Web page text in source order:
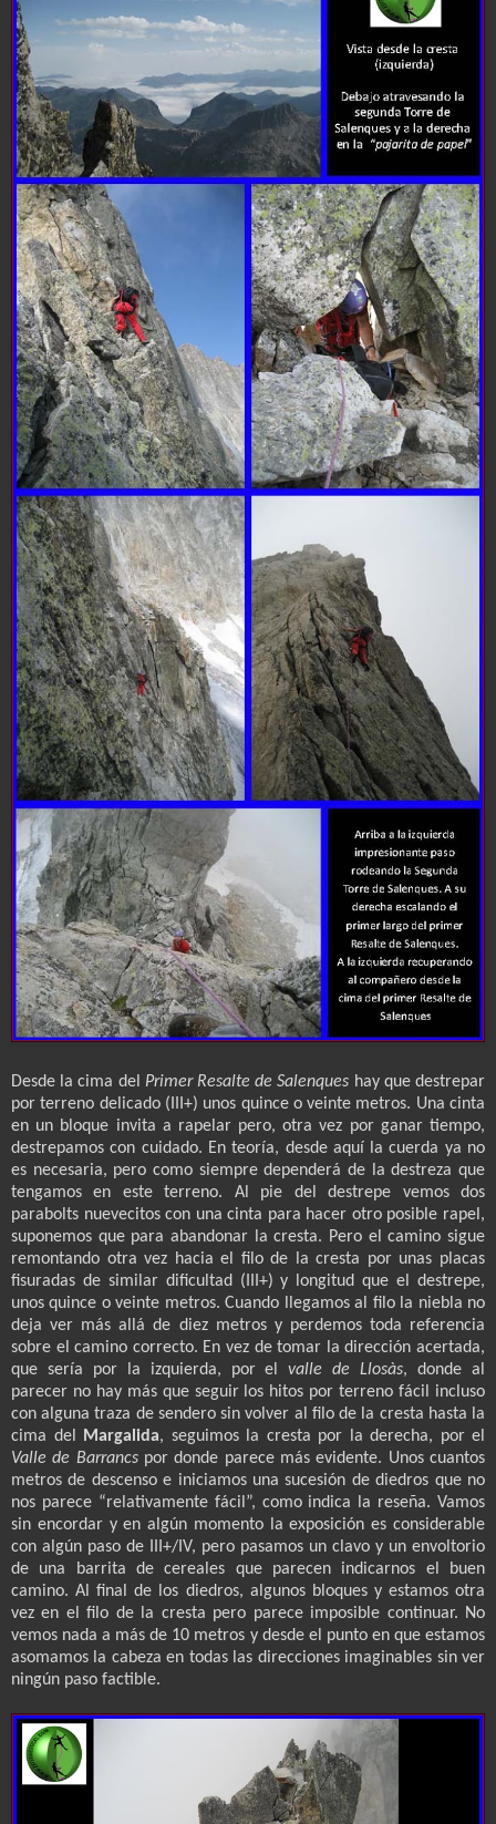
Desde la cima del Primer Resalte de Salenques hay que destrepar
por terreno delicado (III+) unos quince o veinte metros. Una cinta
en un bloque invita a rapelar pero, otra vez por ganar tiempo,
destrepamos con cuidado. En teoría, desde aquí la cuerda ya no
es necesaria, pero como siempre dependerá de la destreza que
tengamos en este terreno. Al pie del destrepe vemos dos
parabolts nuevecitos con una cinta para hacer otro posible rapel,
suponemos que para abandonar la cresta. Pero el camino sigue
remontando otra vez hacia el filo de la cresta por unas placas
fisuradas de similar dificultad (III+) y longitud que el destrepe,
unos quince o veinte metros. Cuando llegamos al filo la niebla no
deja ver más allá de diez metros y perdemos toda referencia
sobre el camino correcto. En vez de tomar la dirección acertada,
que sería por la izquierda, por elvalle de Llosàs, donde al
parecer no hay más que seguir los hitos por terreno fácil incluso
con alguna traza de sendero sin volver al filo de la cresta hasta la
cima del
Margalida, seguimos la cresta por la derecha, por el
Valle de Barrancspor donde parece más evidente. Unos cuantos
metros de descenso e iniciamos una sucesión de diedros que no
nos parece “relativamente fácil”, como indica la reseña. Vamos
sin encordar y en algún momento la exposición es considerable
con algún paso de III+/IV, pero pasamos un clavo y un envoltorio
de una barrita de cereales que parecen indicarnos el buen
camino. Al final de los diedros, algunos bloques y estamos otra
vez en el filo de la cresta pero parece imposible continuar. No
vemos nada a más de 10 metros y desde el punto en que estamos
asomamos la cabeza en todas las direcciones imaginables sin ver
ningún paso factible.